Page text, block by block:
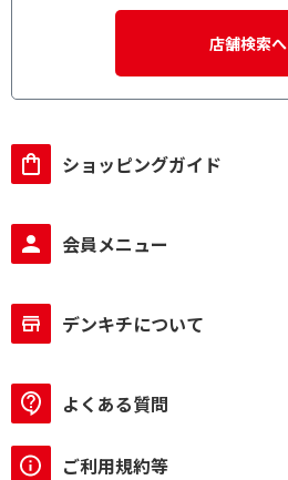
店舗検索へ
ショッピングガイド
会員メニュー
デンキチについて
よくある質問
ご利用規約等